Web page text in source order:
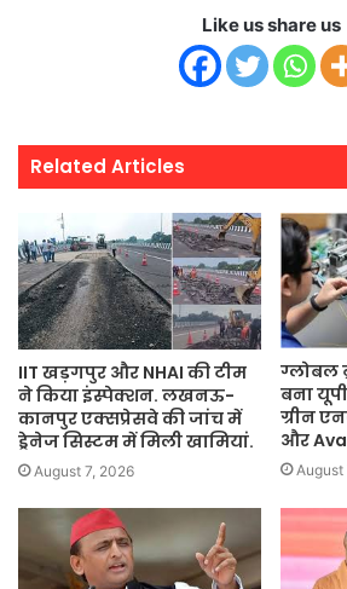
Like us share us
Related Articles
IIT खड़गपुर और NHAI की टीम
ने किया इंस्पेक्शन. लखनऊ-
कानपुर एक्सप्रेसवे की जांच में
ड्रेनेज सिस्टम में मिली खामियां.
August 7, 2026
ग्लोबल
बना
ग्रीन
और
August